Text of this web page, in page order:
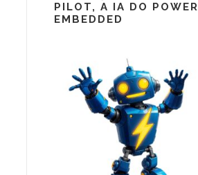
PILOT, A IA DO POWER
EMBEDDED